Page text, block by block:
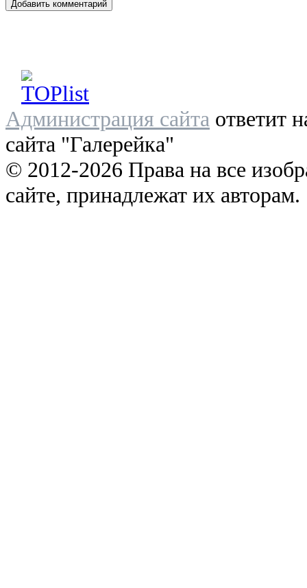
Администрация сайта ответит
сайта "Галерейка"
© 2012-2026 Права на все
сайте, принадлежат их авторам.